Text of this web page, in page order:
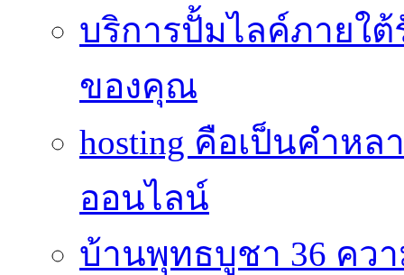
บริการปั้มไลค์ภายใต้
ของคุณ
hosting คือเป็นคำห
ออนไลน์
บ้านพุทธบูชา 36 คว